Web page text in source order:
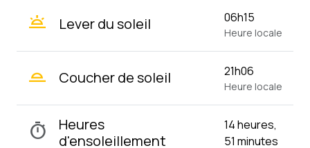
wb_twilight Lever du soleil 06h15
Heure locale
wb_twilight_2 Coucher de soleil 21h06
Heure locale
timer
Heures
d'ensoleillement
14 heures,
51 minutes